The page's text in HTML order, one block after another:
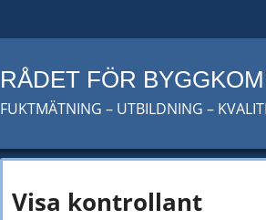
RÅDET FÖR
FUKTMÄTNING – UTBILDNING –
Visa kontrollant